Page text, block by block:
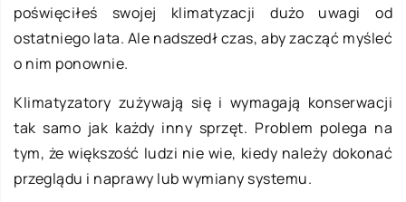
poświęciłeś swojej klimatyzacji dużo uwagi od
ostatniego lata. Ale nadszedł czas, aby zacząć myśleć
o nim ponownie.
Klimatyzatory zużywają się i wymagają konserwacji
tak samo jak każdy inny sprzęt. Problem polega na
tym, że większość ludzi nie wie, kiedy należy dokonać
przeglądu i naprawy lub wymiany systemu.